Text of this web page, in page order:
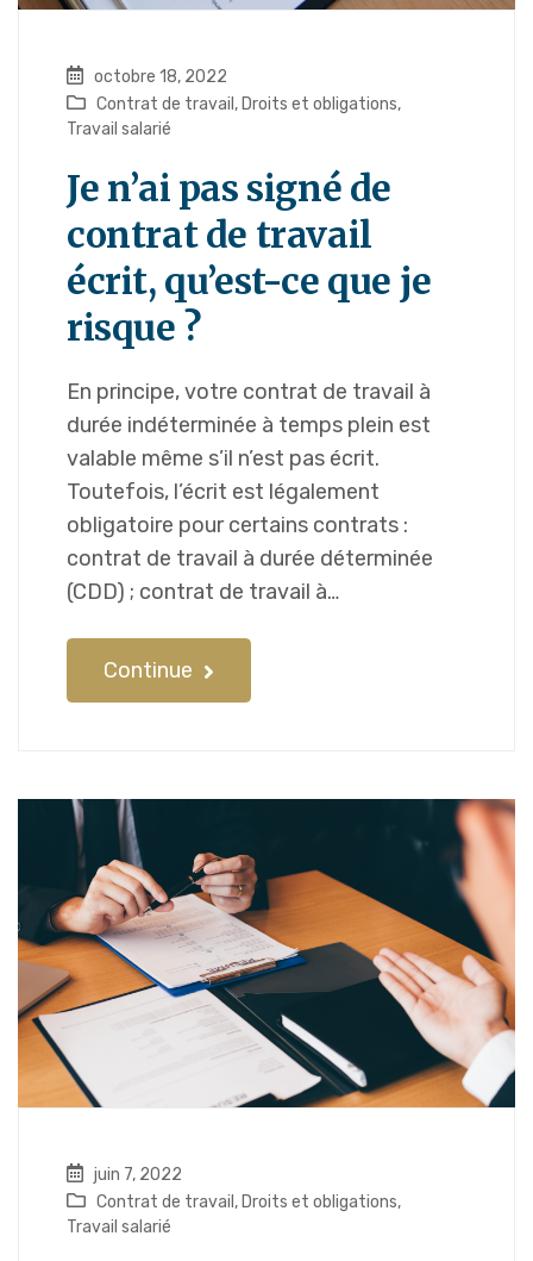
octobre 18, 2022
Contrat de travail , Droits et obligations,
Travail salarié
Je n’ai pas signé de
contrat de travail
écrit, qu’est-ce que je
risque ?
En principe, votre contrat de travail à
durée indéterminée à temps plein est
valable même s’il n’est pas écrit.
Toutefois, l’écrit est légalement
obligatoire pour certains contrats :
contrat de travail à durée déterminée
(CDD) ; contrat de travail à…
Continue
juin 7, 2022
Contrat de travail,Droits et obligations,
Travail salarié